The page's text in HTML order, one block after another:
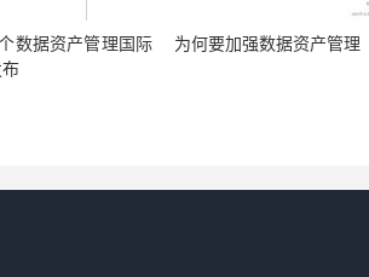
数据资产管理国际
为何要加强数据资产管理